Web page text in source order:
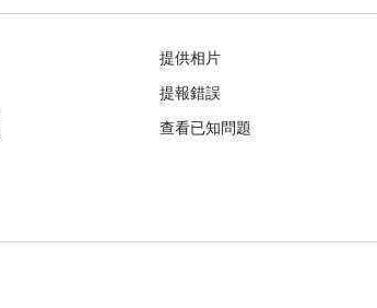
提供相片
提報錯誤
查看已知問題